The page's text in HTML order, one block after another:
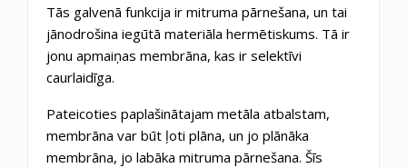
Tās galvenā funkcija ir mitruma pārnešana, un tai
jānodrošina iegūtā materiāla hermētiskums. Tā ir
jonu apmaiņas membrāna, kas ir selektīvi
caurlaidīga.
Pateicoties paplašinātajam metāla atbalstam,
membrāna var būt ļoti plāna, un jo plānāka
membrāna, jo labāka mitruma pārnešana. Šīs